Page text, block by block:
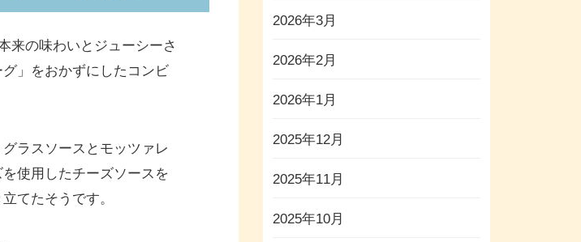
来の味わいとジューシーさ
」をおかずにしたコンビ
ラスソースとモッツァレ
使用したチーズソースを
てたそうです。
2026年3月
2026年2月
2026年1月
2025年12月
2025年11月
2025年10月